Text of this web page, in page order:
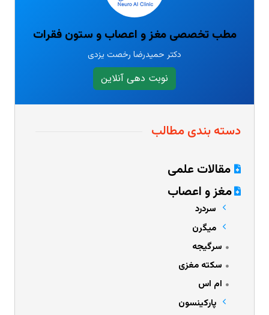
مطب تخصصی مغز و اعصاب و ستون فقرات
دکتر حمیدرضا رخصت یزدی
نوبت دهی آنلاین
دسته بندی مطالب
مقالات علمی
مغز و اعصاب
سردرد
میگرن
سرگیجه
سکته مغزی
ام اس
پارکینسون